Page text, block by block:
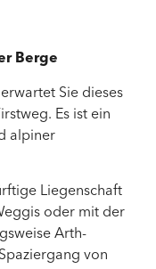
Berge
Sie dieses
Es ist ein
alpiner
Liegenschaft
oder mit der
Arth-
von